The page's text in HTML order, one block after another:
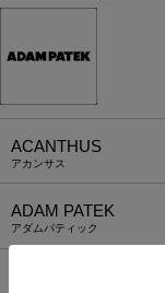
ACANTHUS
アカンサス
ADAM PATEK
アダムパティック